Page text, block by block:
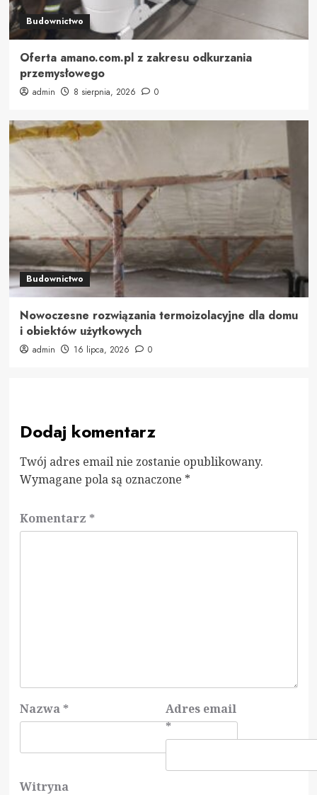
Budownictwo
Oferta amano.com.pl z zakresu odkurzania
przemysłowego
admin 8 sierpnia, 2026 0
Budownictwo
Nowoczesne rozwiązania termoizolacyjne dla domu
i obiektów użytkowych
admin 16 lipca, 2026 0
Dodaj komentarz
Twój adres email nie zostanie opublikowany.
Wymagane pola są oznaczone *
Komentarz *
Nazwa *
Adres email
*
Witryna